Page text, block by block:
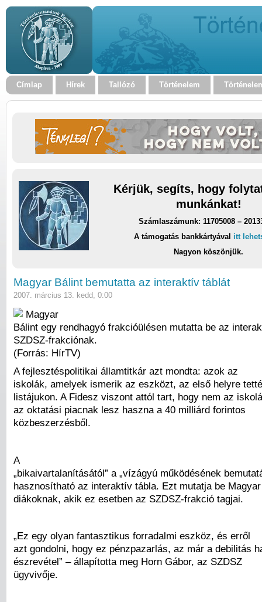
Címlap Hírek Tallózó Történelem
Kérjük, segíts, hogy
munkánkat!
Számlaszámunk: 11705008 –
A támogatás bankkártyával itt
Nagyon köszönjük.
Magyar Bálint bemutatta az interaktív táblát
2007. március 13. kedd, 0:00
Magyar
Bálint egy rendhagyó frakcióülésen mutatta be az
SZDSZ-frakciónak.
(Forrás: HírTV)
A fejlesztéspolitikai államtitkár azt mondta: azok az
iskolák, amelyek ismerik az eszközt, az első helyre
listájukon. A Fidesz viszont attól tart, hogy nem az
az oktatási piacnak lesz haszna a 40 milliárd forintos
közbeszerzésből.
A
„bikaivartalanításától” a „vízágyú működésének
hasznosítható az interaktív tábla. Ezt mutatja be
diákoknak, akik ez esetben az SZDSZ-frakció tagjai.
„Ez egy olyan fantasztikus forradalmi eszköz, és erről
azt gondolni, hogy ez pénzpazarlás, az már a debilitás
észrevétel” – állapította meg Horn Gábor, az SZDSZ
ügyvivője.